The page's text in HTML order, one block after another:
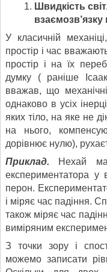
Швидкість
взаємозв’язку
У класичній
простір і час
простір і на їх
думку ( раніше
вважав, що
однаково в усіх
яких тіло, на яке не
на нього,
дорівнює нулю),
Приклад. Нехай
експериментатора у
перон.
і міряє час падіння.
також міряє час
виміряним
З точки зору і
можемо записати